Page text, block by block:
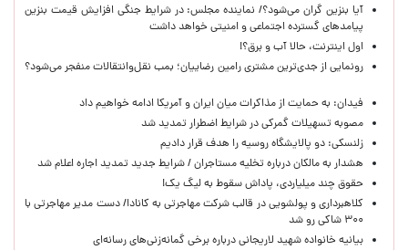
آیا بنزین گران می‌شود؟/ نماینده مجلس: در شرایط جنگی افزایش قیمت بنزین
پیامدهای گسترده اجتماعی و امنیتی خواهد داشت
اول اینترنت، حالا آب و برق؟!
رونمایی از جدی‌ترین مشتری رامین رضاییان؛ بمب نقل‌وانتقالات منفجر می‌شود؟
فیدان: به حمایت از مذاکرات میان ایران و آمریکا ادامه خواهیم داد
مصوبه تسهیلات گمرکی در شرایط اضطرار تمدید شد
زلنسکی: دو پالایشگاه روسیه را هدف قرار دادیم
هشدار به مالکان درباره تخلیه مستاجران / شرایط جدید تمدید اجاره اعلام شد
حقوق چند میلیاردی، پاداش سقوط به لیگ یک!
کلاهبرداری و پولشویی در قالب شرکت مهاجرتی به کانادا/ دست مدیر مهاجرتی با
۳۰۰ شاکی رو شد
بیانیه خانواده شهید لاریجانی درباره برخی گمانه‌زنی‌های رسانه‌ای